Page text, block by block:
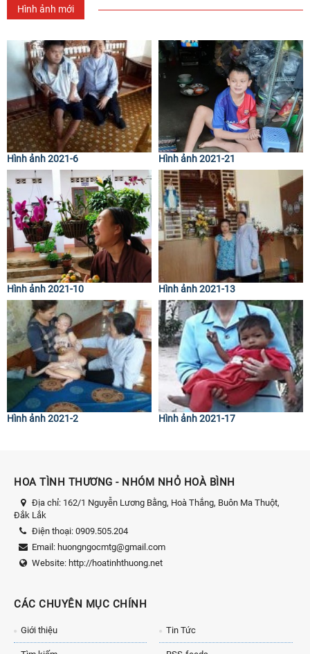
Hình ảnh mới
Hình ảnh 2021-6 Hình ảnh 2021-21
Hình ảnh 2021-10 Hình ảnh 2021-13
Hình ảnh 2021-2 Hình ảnh 2021-17
HOA TÌNH THƯƠNG - NHÓM NHỎ HOÀ BÌNH
Địa chỉ: 162/1 Nguyễn Lương Bằng, Hoà Thắng, Buôn Ma Thuột,
Đắk Lắk
Điện thoại: 0909.505.204
Email: huongngocmtg@gmail.com
Website: http://hoatinhthuong.net
CÁC CHUYÊN MỤC CHÍNH
Giới thiệu Tin Tức